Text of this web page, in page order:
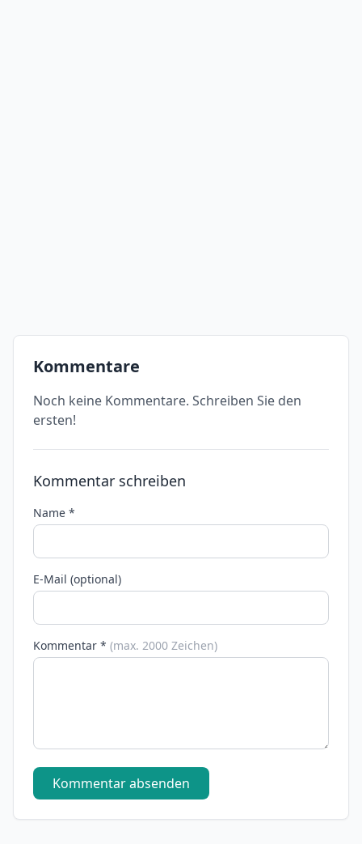
Kommentare
Noch keine Kommentare. Schreiben Sie den
ersten!
Kommentar schreiben
Name *
E-Mail (optional)
Kommentar * (max. 2000 Zeichen)
Kommentar absenden